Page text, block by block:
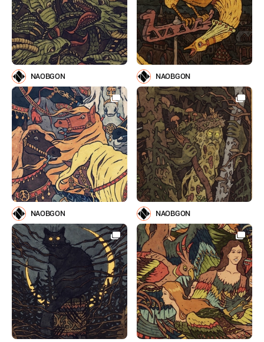
NAOBGON NAOBGON
NAOBGON NAOBGON